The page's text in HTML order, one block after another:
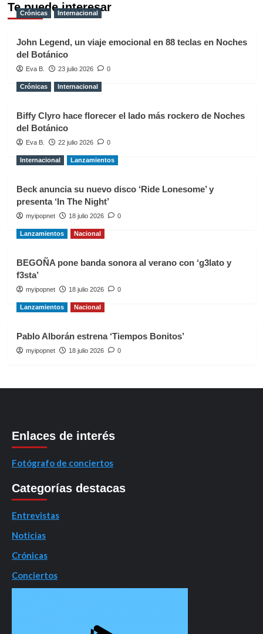
Te puede interesar
Crónicas Internacional
John Legend, un viaje emocional en 88 teclas en Noches
del Botánico
Eva B. 23 julio 2026 0
Crónicas Internacional
Biffy Clyro hace florecer el lado más rockero de Noches
del Botánico
Eva B. 22 julio 2026 0
Internacional Lanzamientos
Beck anuncia su nuevo disco ‘Ride Lonesome’ y
presenta ‘In The Night’
myipopnet 18 julio 2026 0
Lanzamientos Nacional
BEGOÑA pone banda sonora al verano con ‘g3lato y
f3sta’
myipopnet 18 julio 2026 0
Lanzamientos Nacional
Pablo Alborán estrena ‘Tiempos Bonitos’
myipopnet 18 julio 2026 0
Enlaces de interés
Fotógrafo de conciertos
Categorías destacas
Entrevistas
Noticias
Crónicas
Conciertos